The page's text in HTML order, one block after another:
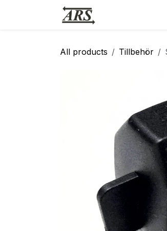
Hoppa till innehåll
All products Tillbehör